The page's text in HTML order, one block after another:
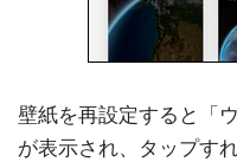
壁紙を再設定すると「
が表示され、タップす